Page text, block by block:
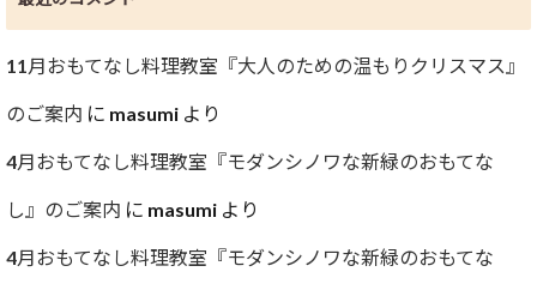
11月おもてなし料理教室『大人のための温もりクリスマス』
のご案内 に masumi より
4月おもてなし料理教室『モダンシノワな新緑のおもてな
し』のご案内 に masumi より
4月おもてなし料理教室『モダンシノワな新緑のおもてな